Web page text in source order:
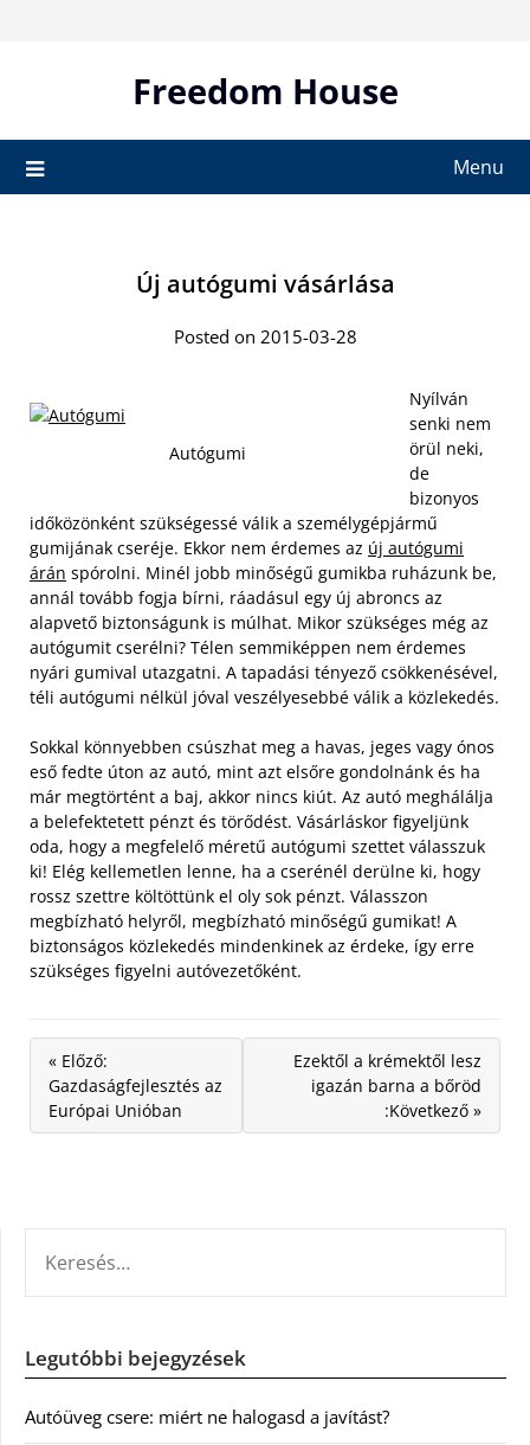
Freedom House
Menu
Új autógumi vásárlása
Posted on 2015-03-28
Autógumi
Nyílván
senki nem
örül neki,
de
bizonyos
időközönként szükségessé válik a személygépjármű
gumijának cseréje. Ekkor nem érdemes az új autógumi
árán spórolni. Minél jobb minőségű gumikba ruházunk be,
annál tovább fogja bírni, ráadásul egy új abroncs az
alapvető biztonságunk is múlhat. Mikor szükséges még az
autógumit cserélni? Télen semmiképpen nem érdemes
nyári gumival utazgatni. A tapadási tényező csökkenésével,
téli autógumi nélkül jóval veszélyesebbé válik a közlekedés.
Sokkal könnyebben csúszhat meg a havas, jeges vagy ónos
eső fedte úton az autó, mint azt elsőre gondolnánk és ha
már megtörtént a baj, akkor nincs kiút. Az autó meghálálja
a belefektetett pénzt és törődést. Vásárláskor figyeljünk
oda, hogy a megfelelő méretű autógumi szettet válasszuk
ki! Elég kellemetlen lenne, ha a cserénél derülne ki, hogy
rossz szettre költöttünk el oly sok pénzt. Válasszon
megbízható helyről, megbízható minőségű gumikat! A
biztonságos közlekedés mindenkinek az érdeke, így erre
szükséges figyelni autóvezetőként.
« Előző:
Gazdaságfejlesztés az
Európai Unióban
Ezektől a krémektől lesz
igazán barna a bőröd
:Következő »
Legutóbbi bejegyzések
Autóüveg csere: miért ne halogasd a javítást?